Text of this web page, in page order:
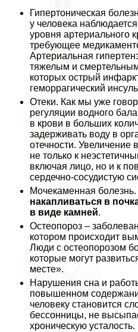
Гипертоническая
у человека
уровня артериального
требующее
Артериальная
тяжелым и
которых острый
геморрагический
Отеки. Как мы уже
регуляции водного
в крови в больших
задерживать воду в
отечности. Увеличение
не только к
включая лицо, но и к
сердечно-сосудистую
Мочекаменная болезнь.
накапливаться в
в виде камней.
Остеопороз –
котором происходит
Люди с остеопорозом
которые могут
месте».
Нарушения сна и
повышенном
человеку становится
бессонницы, не
хроническую усталость.